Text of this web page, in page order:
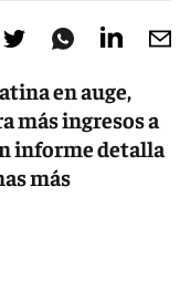
en auge,
más ingresos a
informe detalla
más